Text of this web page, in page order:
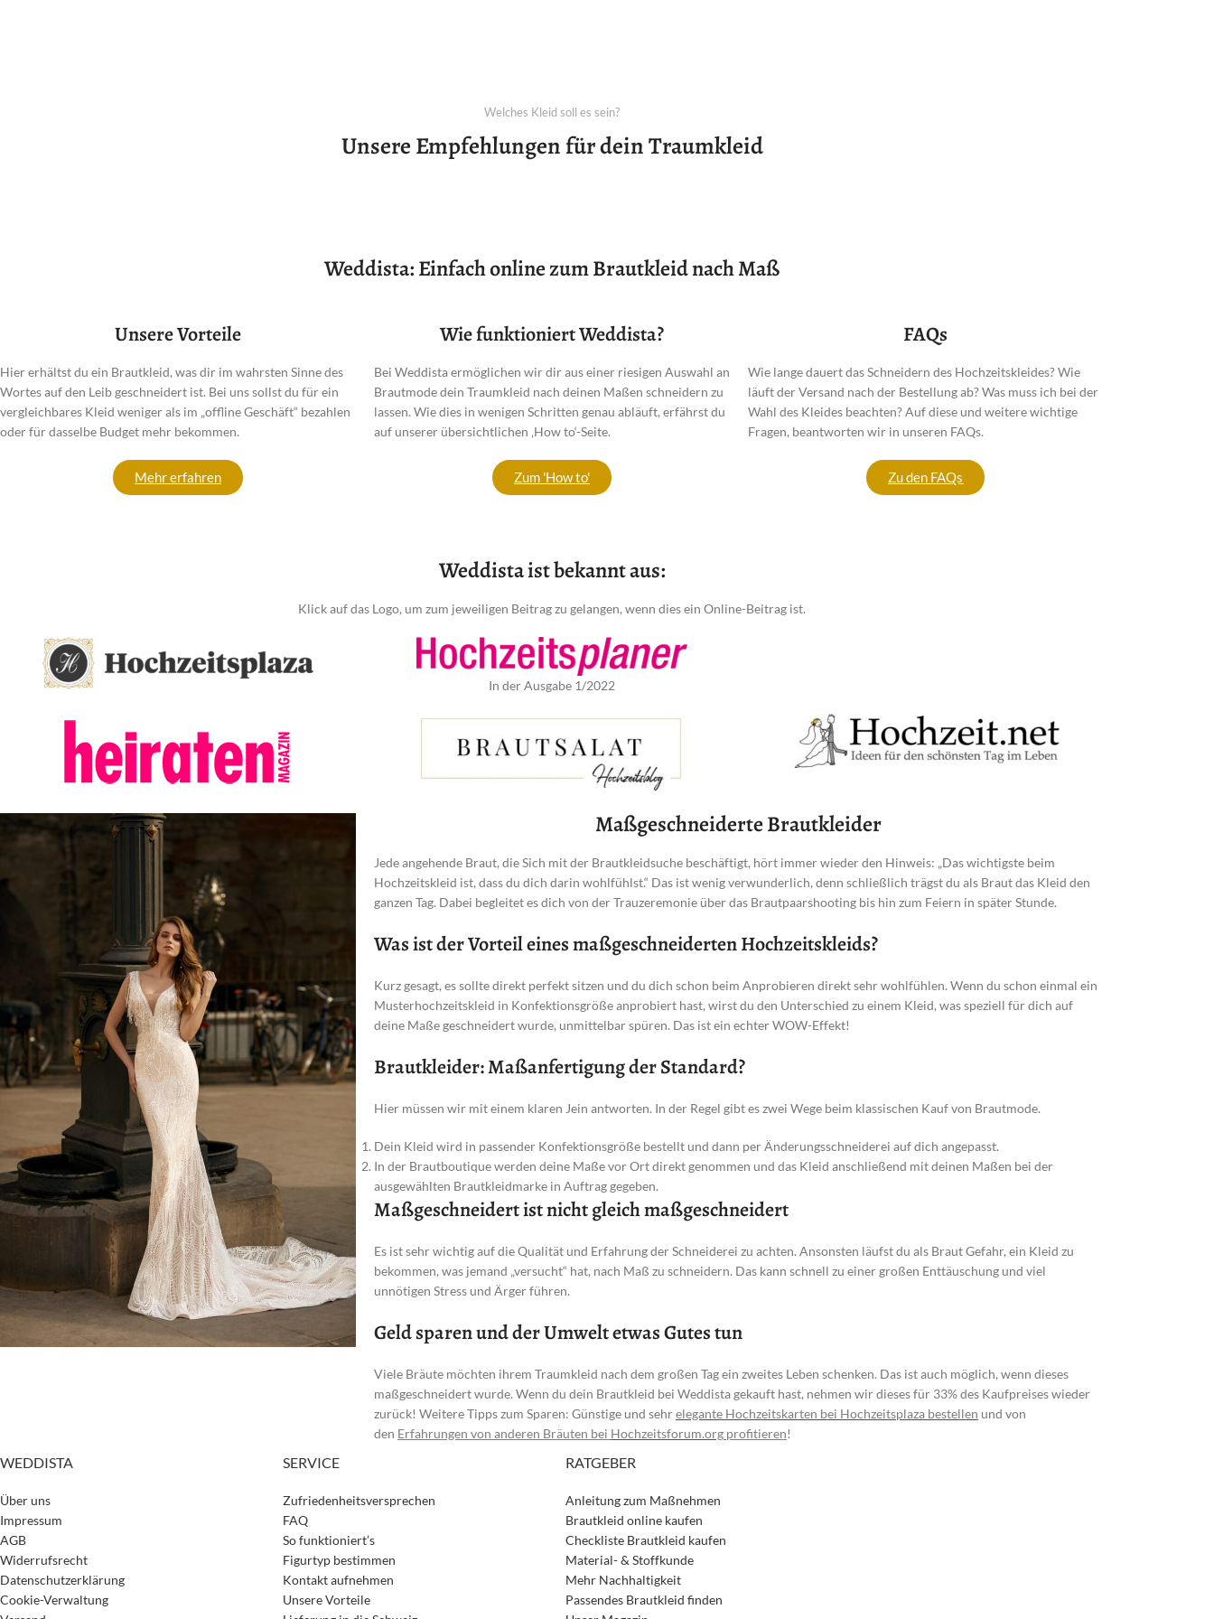
Welches Kleid soll es sein?
Unsere Empfehlungen für dein Traumkleid
Weddista: Einfach online zum Brautkleid nach Maß
Unsere Vorteile
Hier erhältst du ein Brautkleid, was dir im wahrsten Sinne des
Wortes auf den Leib geschneidert ist. Bei uns sollst du für ein
vergleichbares Kleid weniger als im „offline Geschäft“ bezahlen
oder für dasselbe Budget mehr bekommen.
Mehr erfahren
Wie funktioniert Weddista?
Bei Weddista ermöglichen wir dir aus einer riesigen Auswahl an
Brautmode dein Traumkleid nach deinen Maßen schneidern zu
lassen. Wie dies in wenigen Schritten genau abläuft, erfährst du
auf unserer übersichtlichen ‚How to‘-Seite.
Zum 'How to'
FAQs
Wie lange dauert das Schneidern des Hochzeitskleides? Wie
läuft der Versand nach der Bestellung ab? Was muss ich bei der
Wahl des Kleides beachten? Auf diese und weitere wichtige
Fragen, beantworten wir in unseren FAQs.
Zu den FAQs
Weddista ist bekannt aus:
Klick auf das Logo, um zum jeweiligen Beitrag zu gelangen, wenn dies ein Online-Beitrag ist.
In der Ausgabe 1/2022
Maßgeschneiderte Brautkleider
Jede angehende Braut, die Sich mit der Brautkleidsuche beschäftigt, hört immer wieder den Hinweis: „Das wichtigste beim
Hochzeitskleid ist, dass du dich darin wohlfühlst.“ Das ist wenig verwunderlich, denn schließlich trägst du als Braut das Kleid den
ganzen Tag. Dabei begleitet es dich von der Trauzeremonie über das Brautpaarshooting bis hin zum Feiern in später Stunde.
Was ist der Vorteil eines maßgeschneiderten Hochzeitskleids?
Kurz gesagt, es sollte direkt perfekt sitzen und du dich schon beim Anprobieren direkt sehr wohlfühlen. Wenn du schon einmal ein
Musterhochzeitskleid in Konfektionsgröße anprobiert hast, wirst du den Unterschied zu einem Kleid, was speziell für dich auf
deine Maße geschneidert wurde, unmittelbar spüren. Das ist ein echter WOW-Effekt!
Brautkleider: Maßanfertigung der Standard?
Hier müssen wir mit einem klaren Jein antworten. In der Regel gibt es zwei Wege beim klassischen Kauf von Brautmode.
Dein Kleid wird in passender Konfektionsgröße bestellt und dann per Änderungsschneiderei auf dich angepasst.
In der Brautboutique werden deine Maße vor Ort direkt genommen und das Kleid anschließend mit deinen Maßen bei der
ausgewählten Brautkleidmarke in Auftrag gegeben.
Maßgeschneidert ist nicht gleich maßgeschneidert
Es ist sehr wichtig auf die Qualität und Erfahrung der Schneiderei zu achten. Ansonsten läufst du als Braut Gefahr, ein Kleid zu
bekommen, was jemand „versucht“ hat, nach Maß zu schneidern. Das kann schnell zu einer großen Enttäuschung und viel
unnötigen Stress und Ärger führen.
Geld sparen und der Umwelt etwas Gutes tun
Viele Bräute möchten ihrem Traumkleid nach dem großen Tag ein zweites Leben schenken. Das ist auch möglich, wenn dieses
maßgeschneidert wurde. Wenn du dein Brautkleid bei Weddista gekauft hast, nehmen wir dieses für 33% des Kaufpreises wieder
zurück! Weitere Tipps zum Sparen: Günstige und sehrelegante Hochzeitskarten bei Hochzeitsplaza bestellen und von
den Erfahrungen von anderen Bräuten bei Hochzeitsforum.orgprofitieren!
WEDDISTA
Über uns
Impressum
AGB
Widerrufsrecht
Datenschutzerklärung
Cookie-Verwaltung
SERVICE
Zufriedenheitsversprechen
FAQ
So funktioniert’s
Figurtyp bestimmen
Kontakt aufnehmen
Unsere Vorteile
RATGEBER
Anleitung zum Maßnehmen
Brautkleid online kaufen
Checkliste Brautkleid kaufen
Material- & Stoffkunde
Mehr Nachhaltigkeit
Passendes Brautkleid finden